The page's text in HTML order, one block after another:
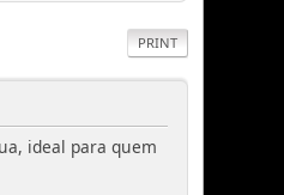
PRINT
ideal para quem